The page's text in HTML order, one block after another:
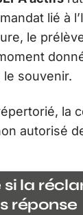
lié à
le
le souvenir.
la
autorisé
si la
réponse